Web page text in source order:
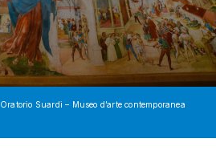
Oratorio Suardi – Museo d’arte contemporanea